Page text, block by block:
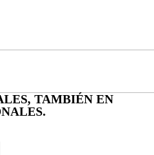
TAMBIÉN EN